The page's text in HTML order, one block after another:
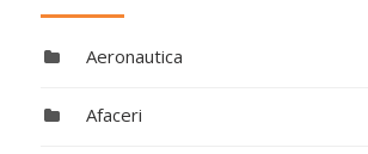
Aeronautica
Afaceri